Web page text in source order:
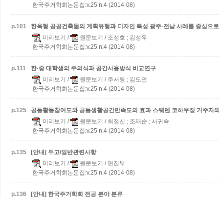
한국주거학회논문집:v.25 n.4 (2014-08)
p.101 한옥형 공공건축물의 계획유형과 디자인 특성 광주·전남 사례를 중심으로
미리보기 / 원문보기 / 조성호 ; 김성우
한국주거학회논문집:v.25 n.4 (2014-08)
p.111
한·중 대학생의 주의식과 공간사용방식 비교연구
미리보기 / 원문보기 / 주서령 ; 김도연
한국주거학회논문집:v.25 n.4 (2014-08)
p.125 공동활동참여도와 공동생활공간만족도의 효과 스웨덴 코하우징 거주자
미리보기 / 원문보기 / 최정신 ; 조재순 ; 서귀숙
한국주거학회논문집:v.25 n.4 (2014-08)
p.135
[안내] 투고/일반관련사항
미리보기 / 원문보기 / 편집부
한국주거학회논문집:v.25 n.4 (2014-08)
p.136
[안내] 한국주거학회 전공 분야 분류